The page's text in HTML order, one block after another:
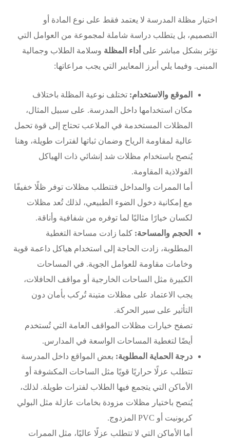
اختيار مظلة المدرسة لا يعتمد فقط على نوع المادة أو
التصميم، بل يتطلب دراسة شاملة لمجموعة من العوامل التي
تؤثر بشكل مباشر على أداء المظلة وسلامة الطلاب وجمالية
المبنى. وفيما يلي أبرز المعايير التي يجب مراعاتها:
الموقع والاستخدام: تختلف نوعية المظلة باختلاف
مكان استخدامها داخل المدرسة. على سبيل المثال،
المظلات المستخدمة في الملاعب تحتاج إلى قوة تحمل
عالية لمقاومة الرياح وضمان ثباتها لفترات طويلة، وهنا
يُنصح باستخدام مظلات شد إنشائي ذات الهياكل
الفولاذية المقاومة.
أما الممرات والمداخل فتتطلب مظلات توفر ظلًا خفيفًا
مع إمكانية دخول الضوء الطبيعي، لذلك تُعد مظلات
لكسان خيارًا مثاليًا لما توفره من شفافية وأناقة.
الحجم والمساحة: كلما زادت مساحة التغطية
المطلوبة، زادت الحاجة إلى استخدام هياكل داعمة قوية
وخامات مقاومة للعوامل الجوية. في المساحات
الكبيرة مثل الساحات الخارجية أو مواقف الحافلات،
يجب الاعتماد على مظلات متينة تُركب بأمان دون
التأثير على سير الحركة.
تصفح خيارات مظلات المواقف العامة التي تُستخدم
أيضًا لتغطية المساحات الواسعة في المدارس.
درجة الحماية المطلوبة: بعض المواقع داخل المدرسة
تتطلب عزلًا حراريًا قويًا مثل الساحات المكشوفة أو
الأماكن التي يتجمع فيها الطلاب لفترات طويلة. لذلك،
يُنصح باختيار مظلات مزودة بخامات عازلة مثل البولي
كربونيت أو PVC المزدوج.
أما الأماكن التي لا تتطلب عزلًا عاليًا، مثل الممرات